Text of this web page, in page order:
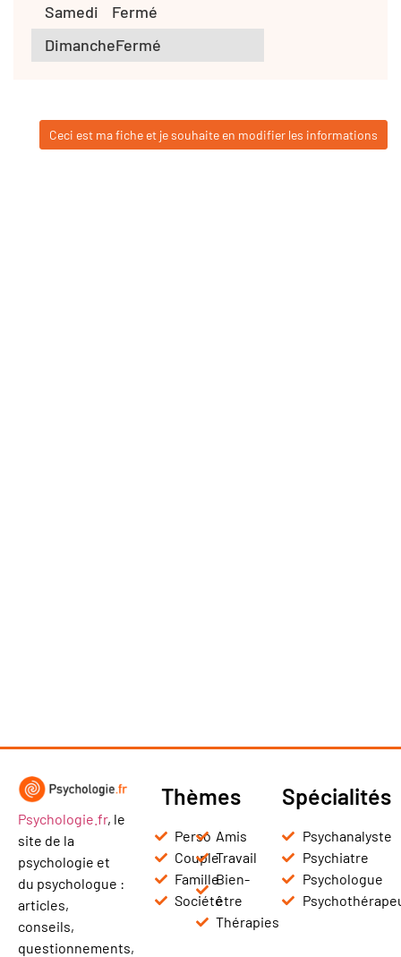
Samedi
Fermé
DimancheFermé
Ceci est ma fiche et je souhaite en modifier les informations
Psychologie.fr, le
site de la
psychologie et
du psychologue :
articles,
conseils,
questionnements,
Thèmes
Perso
Couple
Famille
Société
Amis
Travail
Bien-
être
Thérapies
Spécialités
Psychanalyste
Psychiatre
Psychologue